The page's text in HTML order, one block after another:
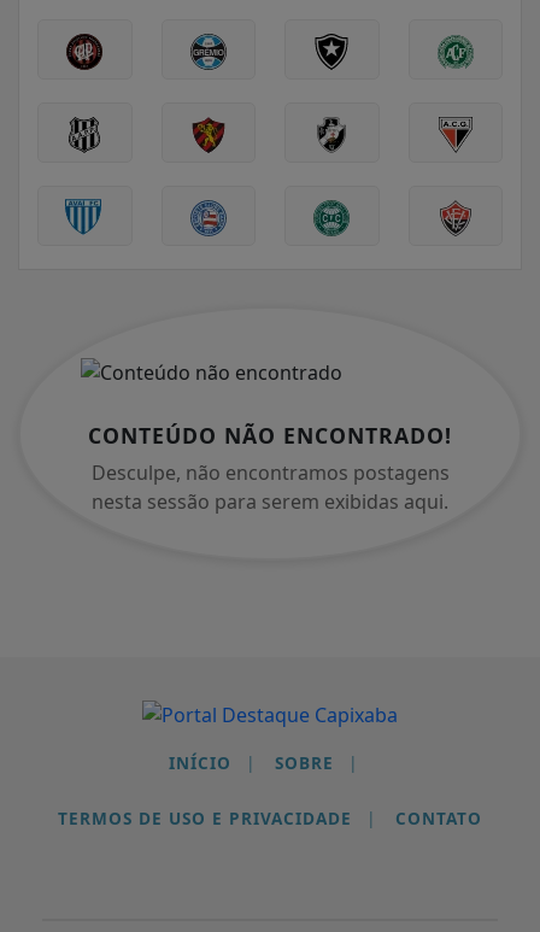
CONTEÚDO NÃO ENCONTRADO!
Desculpe, não encontramos postagens
nesta sessão para serem exibidas aqui.
INÍCIO | SOBRE |
TERMOS DE USO E PRIVACIDADE | CONTATO
Termos de Uso e Privacidade
Esse site utiliza cookies para melhorar sua
entendemos que você concorda com nossos Termos